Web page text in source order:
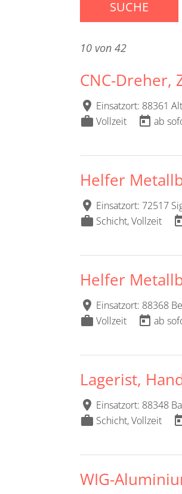
SUCHE
10 von 42
CNC-Dreher,
location_on Einsatzort: 88361
work Vollzeit today ab
Helfer
location_on Einsatzort: 72517
work Schicht, Vollzeit
Helfer
location_on Einsatzort: 88368
work Vollzeit today ab
Lagerist,
location_on Einsatzort: 88348
work Schicht, Vollzeit
WIG-